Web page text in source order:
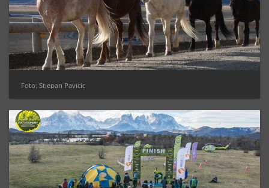
Foto: Stjepan Pavicic